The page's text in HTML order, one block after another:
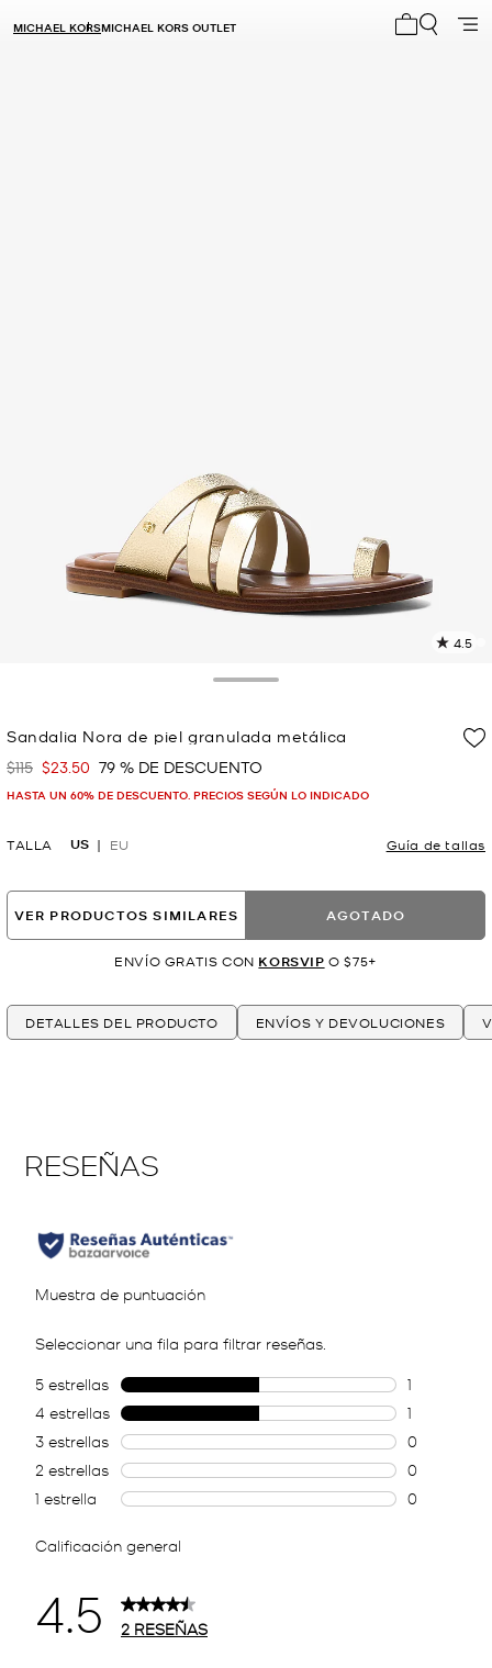
MICHAEL KORSMICHAEL KORS OUTLET
4.5
Sandalia Nora de piel granulada metálica
Era
$115 Ahora
$23.50 79 % DE DESCUENTO
HASTA UN 60% DE DESCUENTO. PRECIOS SEGÚN LO INDICADO
TALLA US EU Guía de tallas
VER PRODUCTOS SIMILARES AGOTADO
ENVÍO GRATIS CON KORSVIP O $75+
DETALLES DEL PRODUCTO ENVÍOS Y DEVOLUCIONES